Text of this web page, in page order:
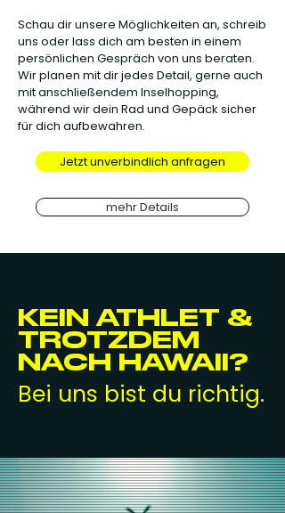
Schau dir unsere Möglichkeiten an, schreib
uns oder lass dich am besten in einem
persönlichen Gespräch von uns beraten.
Wir planen mit dir jedes Detail, gerne auch
mit anschließendem Inselhopping,
während wir dein Rad und Gepäck sicher
für dich aufbewahren.
Jetzt unverbindlich anfragen
mehr Details
KEIN ATHLET &
TROTZDEM
NACH HAWAII?
Bei uns bist du richtig.